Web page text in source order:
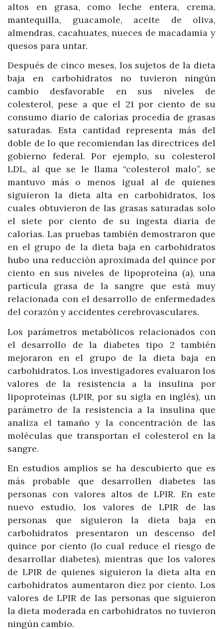
altos en grasa, como leche entera, crema,
mantequilla, guacamole, aceite de oliva,
almendras, cacahuates, nueces de macadamia y
quesos para untar.
Después de cinco meses, los sujetos de la dieta
baja en carbohidratos no tuvieron ningún
cambio desfavorable en sus niveles de
colesterol, pese a que el 21 por ciento de su
consumo diario de calorías procedía de grasas
saturadas. Esta cantidad representa más del
doble de lo que recomiendan las directrices del
gobierno federal. Por ejemplo, su colesterol
LDL, al que se le llama “colesterol malo”, se
mantuvo más o menos igual al de quienes
siguieron la dieta alta en carbohidratos, los
cuales obtuvieron de las grasas saturadas solo
el siete por ciento de su ingesta diaria de
calorías. Las pruebas también demostraron que
en el grupo de la dieta baja en carbohidratos
hubo una reducción aproximada del quince por
ciento en sus niveles de lipoproteína (a), una
partícula grasa de la sangre que está muy
relacionada con el desarrollo de enfermedades
del corazón y accidentes cerebrovasculares.
Los parámetros metabólicos relacionados con
el desarrollo de la diabetes tipo 2 también
mejoraron en el grupo de la dieta baja en
carbohidratos. Los investigadores evaluaron los
valores de la resistencia a la insulina por
lipoproteínas (LPIR, por su sigla en inglés), un
parámetro de la resistencia a la insulina que
analiza el tamaño y la concentración de las
moléculas que transportan el colesterol en la
sangre.
En estudios amplios se ha descubierto que es
más probable que desarrollen diabetes las
personas con valores altos de LPIR. En este
nuevo estudio, los valores de LPIR de las
personas que siguieron la dieta baja en
carbohidratos presentaron un descenso del
quince por ciento (lo cual reduce el riesgo de
desarrollar diabetes), mientras que los valores
de LPIR de quienes siguieron la dieta alta en
carbohidratos aumentaron diez por ciento. Los
valores de LPIR de las personas que siguieron
la dieta moderada en carbohidratos no tuvieron
ningún cambio.